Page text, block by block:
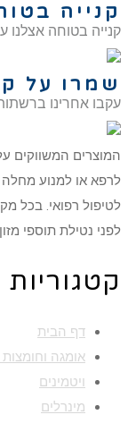
קנייה
קנייה בטוחה אצלנו
שמרו על
עקבו אחרינו
המוצרים המשווקים
לרפא או למנוע
לטיפול רפואי. בכל
לפני נטילת תוספי מזון
קטגוריות
דף הבית
אומגה וחומצות
ויטמינים
מינרלים